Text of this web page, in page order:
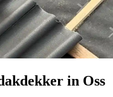
in Oss